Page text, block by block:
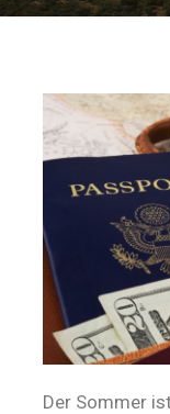
Der Sommer